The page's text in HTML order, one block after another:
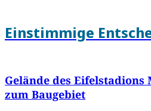
Einstimmige
Gelände des Eifelstadions
zum Baugebiet